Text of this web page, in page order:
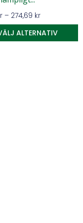
– 274,69 kr
ALTERNATIV